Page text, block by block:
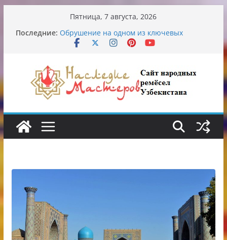
содержимому
Пятница, 7 августа, 2026
Последние: Обрушение на одном из ключевых
перекрёстков Ташкента: перекрыт
символика и происхождение
Аэропорт Ташкента переедет после 2030
года
Опасная диета Алины Загитовой
От знахарей до университетских клиник